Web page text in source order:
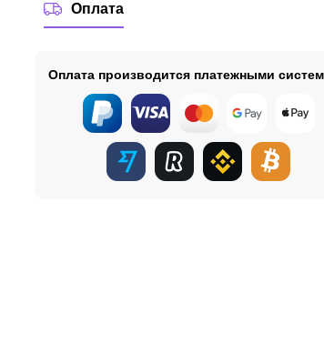
Оплата
Оплата производится платежными